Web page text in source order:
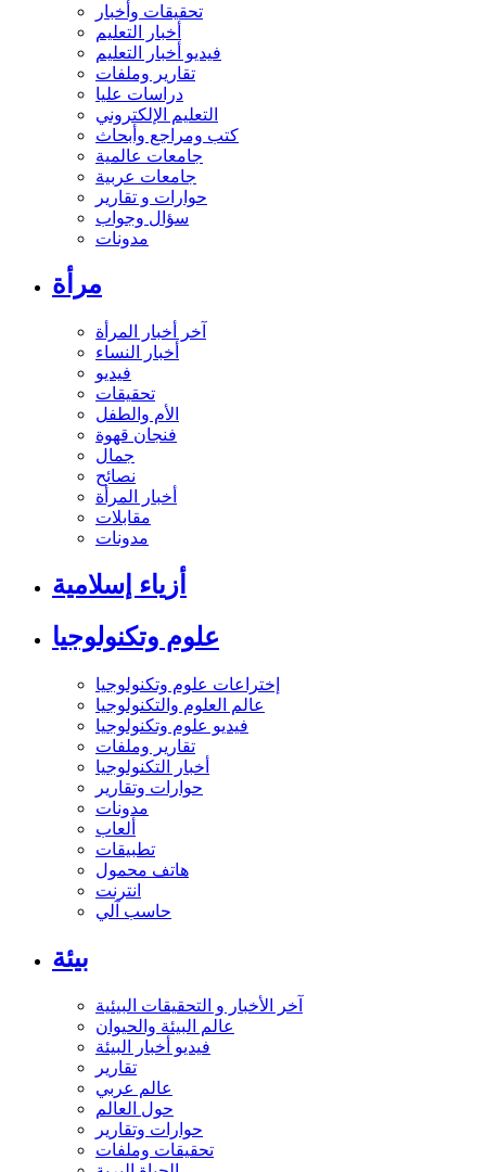
تحقيقات وأخبار
أخبار التعليم
فيديو أخبار التعليم
تقارير وملفات
دراسات عليا
التعليم الإلكتروني
كتب ومراجع وأبحاث
جامعات عالمية
جامعات عربية
حوارات و تقارير
سؤال وجواب
مدونات
مرأة
آخر أخبار المرأة
أخبار النساء
فيديو
تحقيقات
الأم والطفل
فنجان قهوة
جمال
نصائح
أخبار المرأة
مقابلات
مدونات
أزياء إسلامية
علوم وتكنولوجيا
إختراعات علوم وتكنولوجيا
عالم العلوم والتكنولوجيا
فيديو علوم وتكنولوجيا
تقارير وملفات
أخبار التكنولوجيا
حوارات وتقارير
مدونات
ألعاب
تطبيقات
هاتف محمول
انترنت
حاسب آلي
بيئة
آخر الأخبار و التحقيقات البيئية
عالم البيئة والحيوان
فيديو أخبار البيئة
تقارير
عالم عربي
حول العالم
حوارات وتقارير
تحقيقات وملفات